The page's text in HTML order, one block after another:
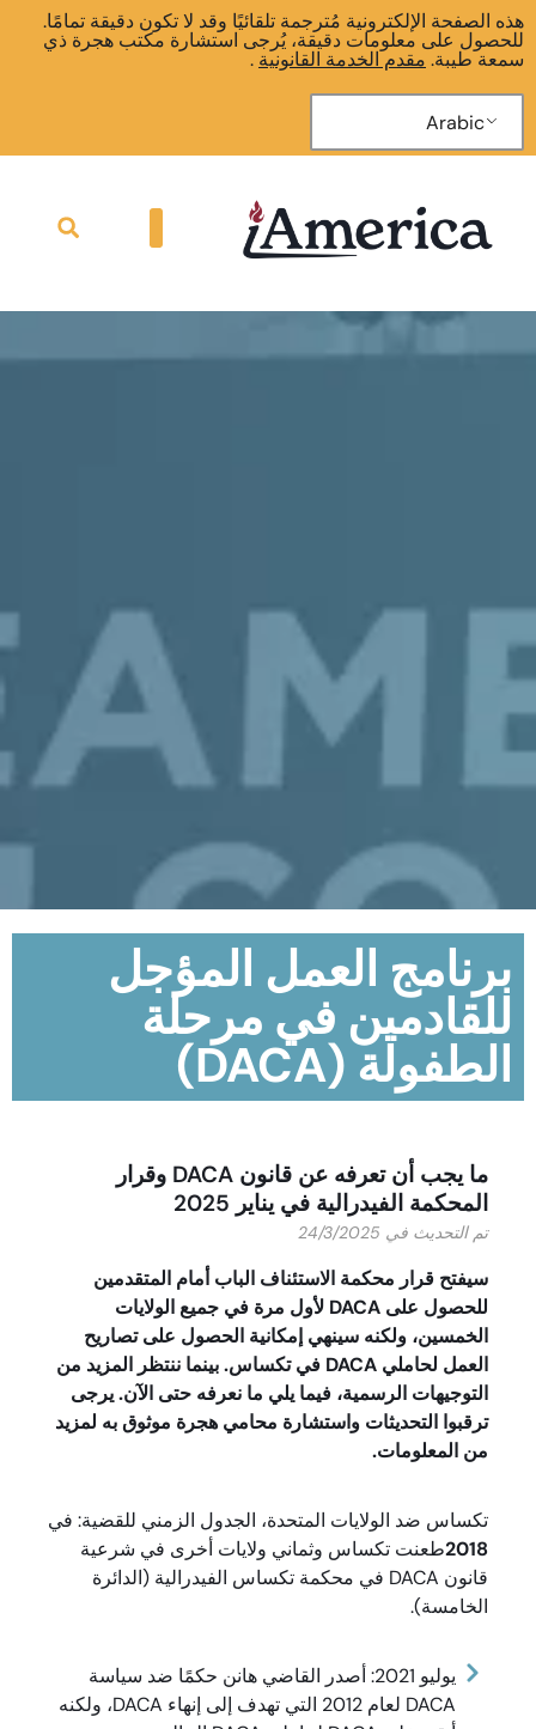
هذه الصفحة الإلكترونية مُترجمة تلقائيًا وقد لا تكون دقيقة تمامًا.
للحصول على معلومات دقيقة، يُرجى استشارة مكتب هجرة ذي
سمعة طيبة. مقدم الخدمة القانونية.
Arabic
برنامج العمل المؤجل
للقادمين في مرحلة
الطفولة (DACA)
ما يجب أن تعرفه عن قانون DACA وقرار
المحكمة الفيدرالية في يناير 2025
تم التحديث في 24/3/2025
سيفتح قرار محكمة الاستئناف الباب أمام المتقدمين
للحصول على DACA لأول مرة في جميع الولايات
الخمسين، ولكنه سينهي إمكانية الحصول على تصاريح
العمل لحاملي DACA في تكساس. بينما ننتظر المزيد من
التوجيهات الرسمية، فيما يلي ما نعرفه حتى الآن. يرجى
ترقبوا التحديثات واستشارة محامي هجرة موثوق به لمزيد
من المعلومات.
تكساس ضد الولايات المتحدة، الجدول الزمني للقضية: في
2018طعنت تكساس وثماني ولايات أخرى في شرعية
قانون DACA في محكمة تكساس الفيدرالية (الدائرة
الخامسة).
يوليو 2021: أصدر القاضي هانن حكمًا ضد سياسة
DACA لعام 2012 التي تهدف إلى إنهاء DACA، ولكنه